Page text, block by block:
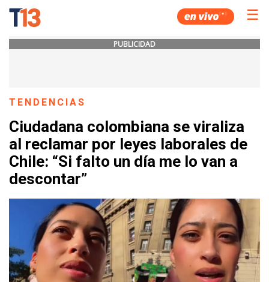
☰
PUBLICIDAD
TENDENCIAS
Ciudadana colombiana se viraliza
al reclamar por leyes laborales de
Chile: “Si falto un día me lo van a
descontar”